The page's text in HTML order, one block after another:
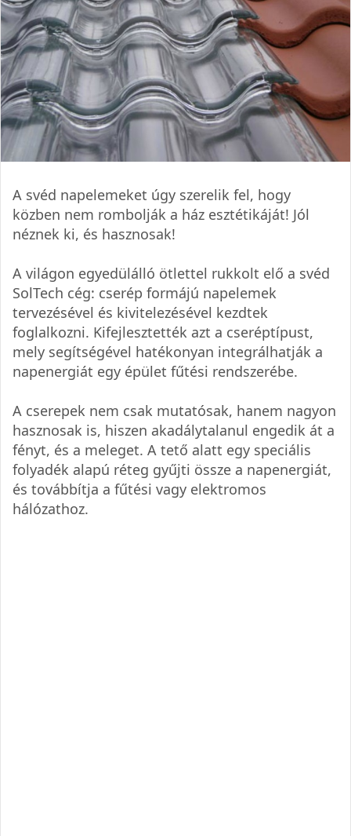
A svéd napelemeket úgy szerelik fel, hogy
közben nem rombolják a ház esztétikáját! Jól
néznek ki, és hasznosak!
A világon egyedülálló ötlettel rukkolt elő a svéd
SolTech cég: cserép formájú napelemek
tervezésével és kivitelezésével kezdtek
foglalkozni. Kifejlesztették azt a cseréptípust,
mely segítségével hatékonyan integrálhatják a
napenergiát egy épület fűtési rendszerébe.
A cserepek nem csak mutatósak, hanem nagyon
hasznosak is, hiszen akadálytalanul engedik át a
fényt, és a meleget. A tető alatt egy speciális
folyadék alapú réteg gyűjti össze a napenergiát,
és továbbítja a fűtési vagy elektromos
hálózathoz.